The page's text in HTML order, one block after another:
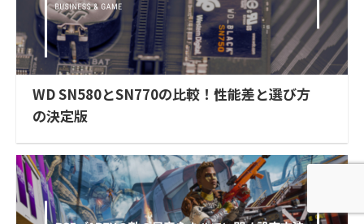
WD SN580とSN770の比較！性能差と選び方
の決定版